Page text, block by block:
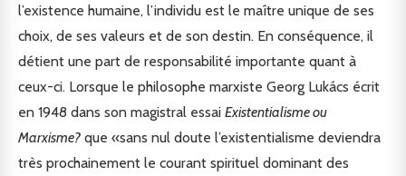
l’existence humaine, l’individu est le maître unique de ses
choix, de ses valeurs et de son destin. En conséquence, il
détient une part de responsabilité importante quant à
ceux-ci. Lorsque le philosophe marxiste Georg Lukács écrit
en 1948 dans son magistral essai Existentialisme ou
Marxisme? que «sans nul doute l’existentialisme deviendra
très prochainement le courant spirituel dominant des